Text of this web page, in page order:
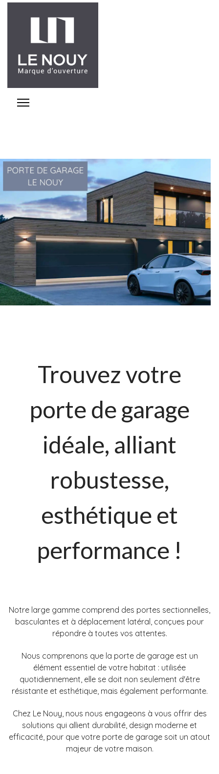
Trouvez votre
porte de garage
idéale, alliant
robustesse,
esthétique et
performance !
Notre large gamme comprend des portes sectionnelles,
basculantes et à déplacement latéral, conçues pour
répondre à toutes vos attentes.
Nous comprenons que la porte de garage est un
élément essentiel de votre habitat : utilisée
quotidiennement, elle se doit non seulement d'être
résistante et esthétique, mais également performante.
Chez Le Nouy, nous nous engageons à vous offrir des
solutions qui allient durabilité, design moderne et
efficacité, pour que votre porte de garage soit un atout
majeur de votre maison.